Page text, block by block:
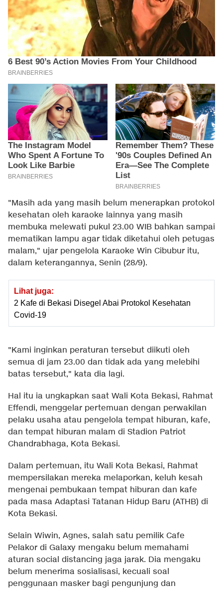
"Masih ada yang masih belum menerapkan protokol
kesehatan oleh karaoke lainnya yang masih
membuka melewati pukul 23.00 WIB bahkan sampai
mematikan lampu agar tidak diketahui oleh petugas
malam," ujar pengelola Karaoke Win Cibubur itu,
dalam keterangannya, Senin (28/9).
Lihat juga:
2 Kafe di Bekasi Disegel Abai Protokol Kesehatan
Covid-19
"Kami inginkan peraturan tersebut diikuti oleh
semua di jam 23.00 dan tidak ada yang melebihi
batas tersebut," kata dia lagi.
Hal itu ia ungkapkan saat Wali Kota Bekasi, Rahmat
Effendi, menggelar pertemuan dengan perwakilan
pelaku usaha atau pengelola tempat hiburan, kafe,
dan tempat hiburan malam di Stadion Patriot
Chandrabhaga, Kota Bekasi.
Dalam pertemuan, itu Wali Kota Bekasi, Rahmat
mempersilakan mereka melaporkan, keluh kesah
mengenai pembukaan tempat hiburan dan kafe
pada masa Adaptasi Tatanan Hidup Baru (ATHB) di
Kota Bekasi.
Selain Wiwin, Agnes, salah satu pemilik Cafe
Pelakor di Galaxy mengaku belum memahami
aturan social distancing jaga jarak. Dia mengaku
belum menerima sosialisasi, kecuali soal
penggunaan masker bagi pengunjung dan